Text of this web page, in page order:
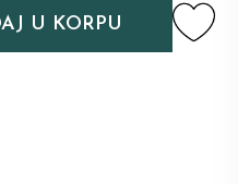
U KORPU